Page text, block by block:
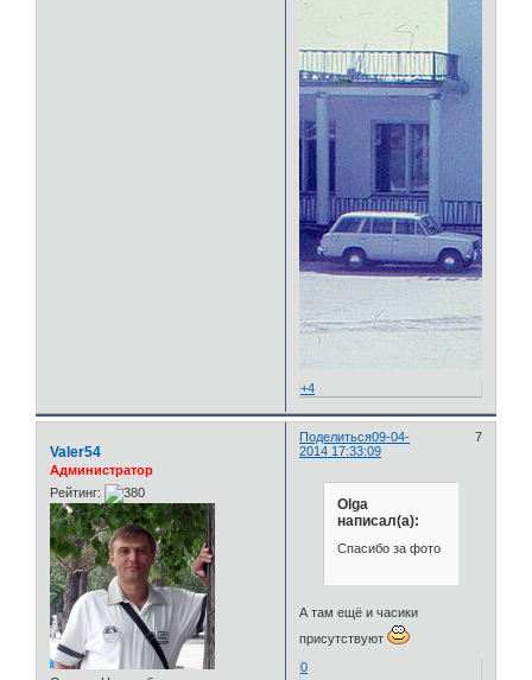
+4
Поделиться 7
09-04-
2014 17:33:09
Valer54
Администратор
Рейтинг:
Olga
написал(а):
Спасибо за фото
А там ещё и часики
присутствуют
0